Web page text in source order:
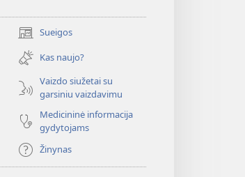
Sueigos
(atsiveria
naujas
langas)
Kas naujo?
Vaizdo siužetai su
garsiniu vaizdavimu
Medicininė informacija
gydytojams
Žinynas